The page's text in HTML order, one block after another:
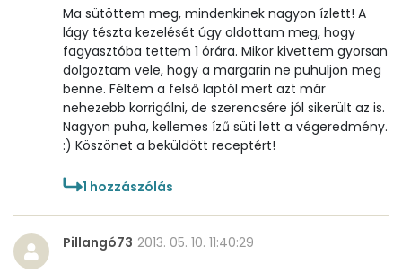
Ma sütöttem meg, mindenkinek nagyon ízlett! A
lágy tészta kezelését úgy oldottam meg, hogy
fagyasztóba tettem 1 órára. Mikor kivettem gyorsan
dolgoztam vele, hogy a margarin ne puhuljon meg
benne. Féltem a felső laptól mert azt már
nehezebb korrigálni, de szerencsére jól sikerült az is.
Nagyon puha, kellemes ízű süti lett a végeredmény.
:) Köszönet a beküldött receptért!
1 hozzászólás
Pillangó73 2013. 05. 10. 11:40:29